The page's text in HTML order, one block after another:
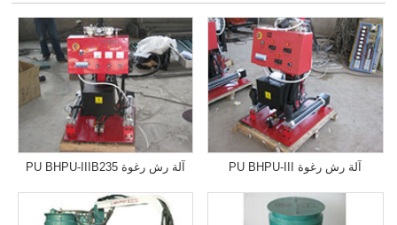
آلة رش رغوة PU BHPU-III آلة رش رغوة PU BHPU-IIIB235